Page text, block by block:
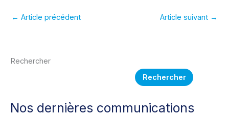
← Article précédent Article suivant →
Rechercher
Rechercher
Nos dernières communications